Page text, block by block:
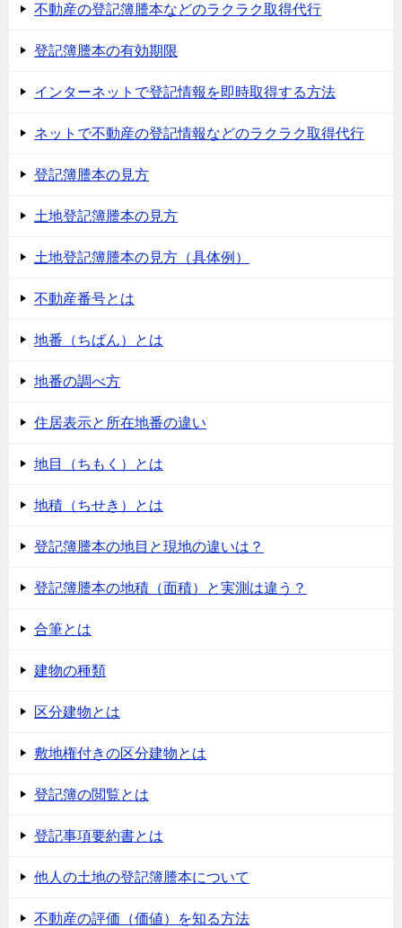
不動産の登記簿謄本などのラクラク取得代行
登記簿謄本の有効期限
インターネットで登記情報を即時取得する方法
ネットで不動産の登記情報などのラクラク取得代行
登記簿謄本の見方
土地登記簿謄本の見方
土地登記簿謄本の見方（具体例）
不動産番号とは
地番（ちばん）とは
地番の調べ方
住居表示と所在地番の違い
地目（ちもく）とは
地積（ちせき）とは
登記簿謄本の地目と現地の違いは？
登記簿謄本の地積（面積）と実測は違う？
合筆とは
建物の種類
区分建物とは
敷地権付きの区分建物とは
登記簿の閲覧とは
登記事項要約書とは
他人の土地の登記簿謄本について
不動産の評価（価値）を知る方法